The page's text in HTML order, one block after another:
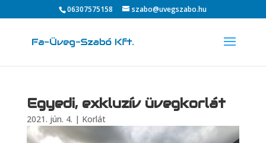
06307575158 szabo@uvegszabo.hu
Egyedi, exkluzív üvegkorlát
2021. jún. 4. | Korlát